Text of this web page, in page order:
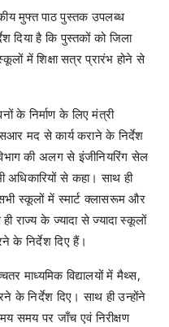
मुफ्त पाठ पुस्तक उपलब्ध
दिया है कि पुस्तकों को जिला
में शिक्षा सत्र प्रारंभ होने से
के निर्माण के लिए मंत्री
मद से कार्य कराने के निर्देश
विभाग की अलग से इंजीनियरिंग सेल
अधिकारियों से कहा। साथ ही
स्कूलों में स्मार्ट क्लासरूम और
राज्य के ज्यादा से ज्यादा स्कूलों
के निर्देश दिए हैं।
माध्यमिक विद्यालयों में मैथ्स,
निर्देश दिए। साथ ही उन्होंने
समय पर जाँच एवं निरीक्षण